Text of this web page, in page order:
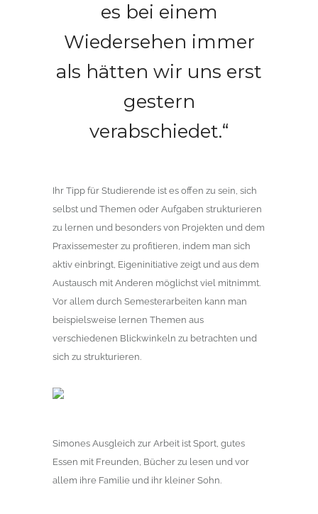
es bei einem
Wiedersehen immer
als hätten wir uns erst
gestern
verabschiedet.“
Ihr Tipp für Studierende ist es offen zu sein, sich
selbst und Themen oder Aufgaben strukturieren
zu lernen und besonders von Projekten und dem
Praxissemester zu profitieren, indem man sich
aktiv einbringt, Eigeninitiative zeigt und aus dem
Austausch mit Anderen möglichst viel mitnimmt.
Vor allem durch Semesterarbeiten kann man
beispielsweise lernen Themen aus
verschiedenen Blickwinkeln zu betrachten und
sich zu strukturieren.
Simones Ausgleich zur Arbeit ist Sport, gutes
Essen mit Freunden, Bücher zu lesen und vor
allem ihre Familie und ihr kleiner Sohn.